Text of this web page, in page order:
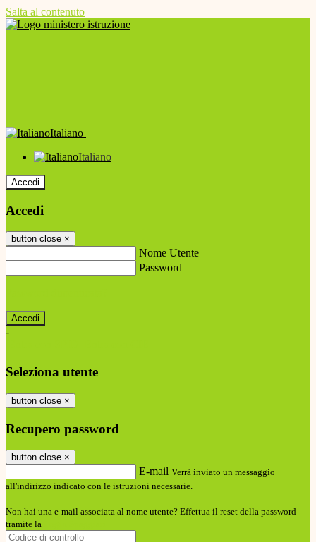
Salta al contenuto
Italiano
Italiano
Accedi
Accedi
button close ×
Nome Utente
Password
-
Seleziona utente
button close ×
Recupero password
button close ×
E-mail Verrà inviato un messaggio
all'indirizzo indicato con le istruzioni necessarie.
Non hai una e-mail associata al nome utente? Effettua il reset della password
tramite la